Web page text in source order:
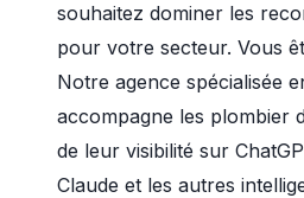
souhaitez dominer les
pour votre secteur. Vous
Notre agence spécialisée
accompagne les plombier
de leur visibilité sur
Claude et les autres